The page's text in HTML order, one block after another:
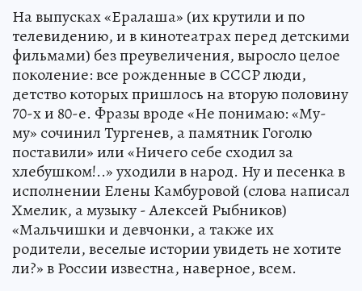
На выпусках «Ералаша» (их крутили и по
телевидению, и в кинотеатрах перед детскими
фильмами) без преувеличения, выросло целое
поколение: все рожденные в СССР люди,
детство которых пришлось на вторую половину
70-х и 80-е. Фразы вроде «Не понимаю: «Му-
му» сочинил Тургенев, а памятник Гоголю
поставили» или «Ничего себе сходил за
хлебушком!..» уходили в народ. Ну и песенка в
исполнении Елены Камбуровой (слова написал
Хмелик, а музыку - Алексей Рыбников)
«Мальчишки и девчонки, а также их
родители, веселые истории увидеть не хотите
ли?» в России известна, наверное, всем.